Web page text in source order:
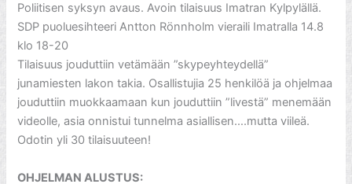
Poliitisen syksyn avaus. Avoin tilaisuus Imatran Kylpylällä.
SDP puoluesihteeri Antton Rönnholm vieraili Imatralla 14.8
klo 18-20
Tilaisuus jouduttiin vetämään ”skypeyhteydellä”
junamiesten lakon takia. Osallistujia 25 henkilöä ja ohjelmaa
jouduttiin muokkaamaan kun jouduttiin ”livestä” menemään
videolle, asia onnistui tunnelma asiallisen….mutta viileä.
Odotin yli 30 tilaisuuteen!
OHJELMAN ALUSTUS: